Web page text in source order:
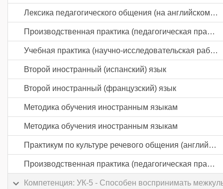
Лексика педагогического общения (на английском языке)
Производственная практика (педагогическая практика) часть 2
Учебная практика (научно-исследовательская работа (получение первичных навыков научно-исследовательской работы))
Второй иностранный (испанский) язык
Второй иностранный (французский) язык
Методика обучения иностранным языкам
Методика обучения иностранным языкам
Практикум по культуре речевого общения (английский язык)
Производственная практика (педагогическая практика) часть 3
Компетенция: УК-5 - Способен воспринимать